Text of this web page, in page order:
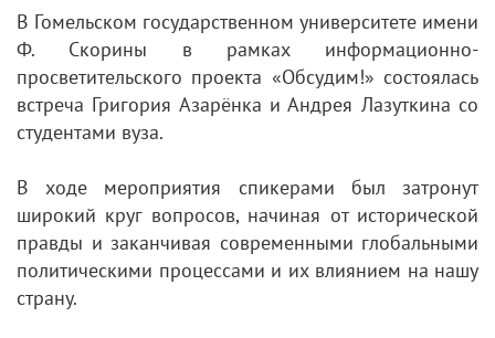
В Гомельском государственном университете имени
Ф. Скорины в рамках информационно-
просветительского проекта «Обсудим!» состоялась
встреча Григория Азарёнка и Андрея Лазуткина со
студентами вуза.
В ходе мероприятия спикерами был затронут
широкий круг вопросов, начиная от исторической
правды и заканчивая современными глобальными
политическими процессами и их влиянием на нашу
страну.